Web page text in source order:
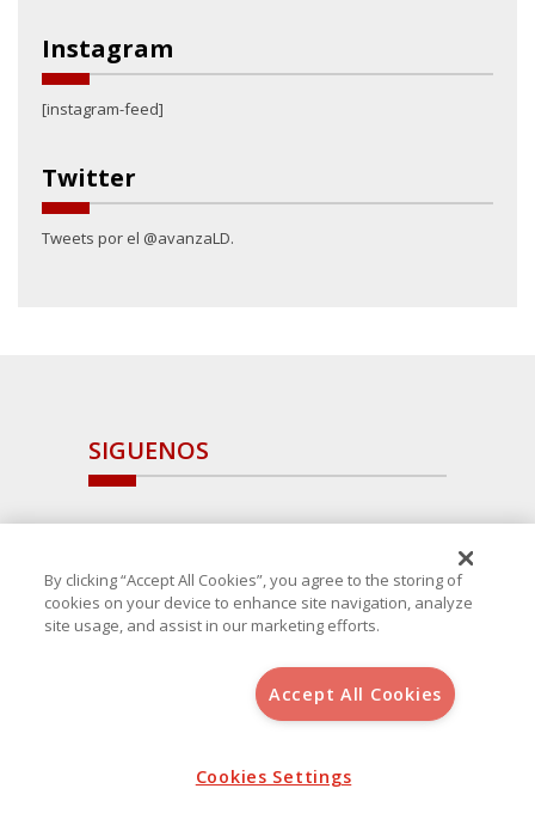
Instagram
[instagram-feed]
Twitter
Tweets por el @avanzaLD.
SIGUENOS
, S.L.U.(B-64405731) c/ San Norberto
Aviso Legal
Política de Cookies
By clicking “Accept All Cookies”, you agree to the storing of
cookies on your device to enhance site navigation, analyze
site usage, and assist in our marketing efforts.
Accept All Cookies
Cookies Settings